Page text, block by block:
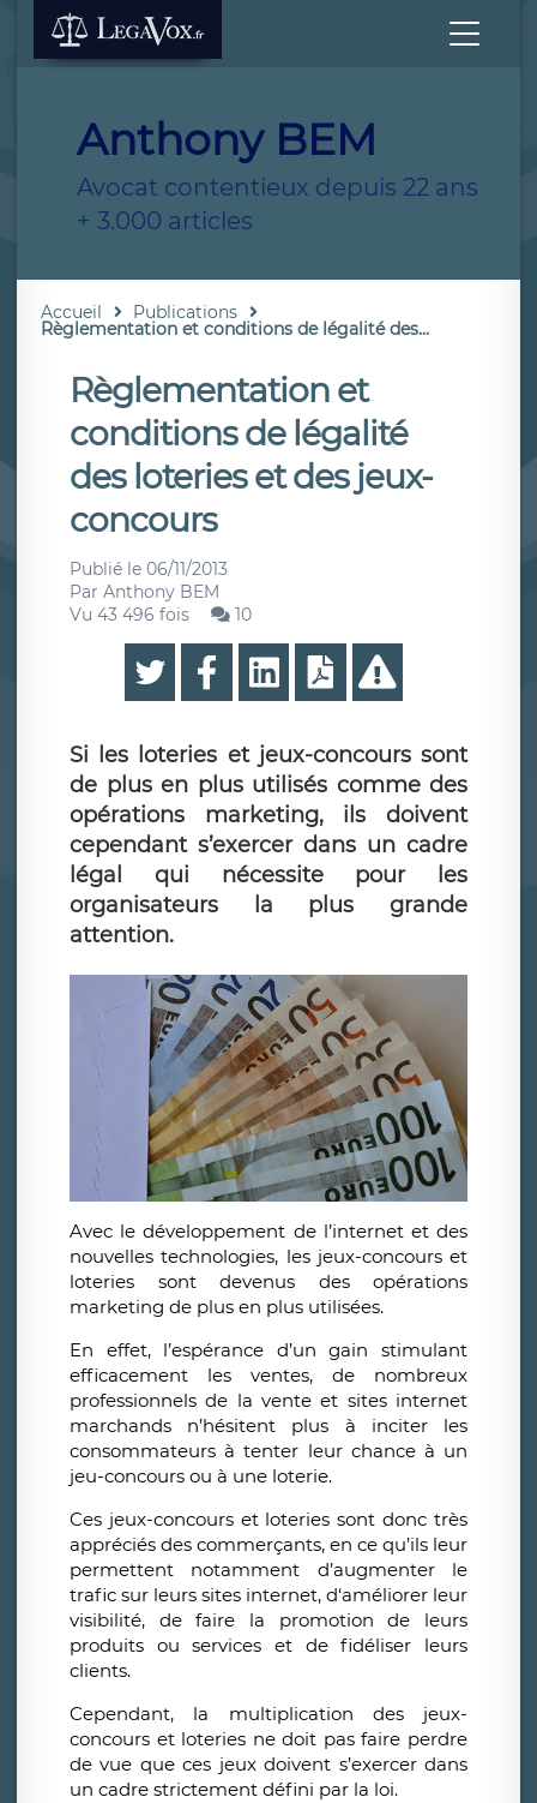
Anthony BEM
Avocat contentieux depuis 22 ans
+ 3.000 articles
Accueil Publications
Règlementation et conditions de légalité des...
Règlementation et
conditions de légalité
des loteries et des jeux-
concours
Publié le 06/11/2013
Par Anthony BEM
Vu 43 496 fois
10
Si les loteries et jeux-concours sont
de plus en plus utilisés comme des
opérations marketing, ils doivent
cependant s’exercer dans un cadre
légal qui nécessite pour les
organisateurs la plus grande
attention.
Avec le développement de l’internet et des
nouvelles technologies, les jeux-concours et
loteries sont devenus des opérations
marketing de plus en plus utilisées.
En effet, l’espérance d’un gain stimulant
efficacement les ventes, de nombreux
professionnels de la vente et sites internet
marchands n’hésitent plus à inciter les
consommateurs à tenter leur chance à un
jeu-concours ou à une loterie.
Ces jeux-concours et loteries sont donc très
appréciés des commerçants, en ce qu’ils leur
permettent notamment d’augmenter le
trafic sur leurs sites internet, d‘améliorer leur
visibilité, de faire la promotion de leurs
produits ou services et de fidéliser leurs
clients.
Cependant, la multiplication des jeux-
concours et loteries ne doit pas faire perdre
de vue que ces jeux doivent s’exercer dans
un cadre strictement défini par la loi.